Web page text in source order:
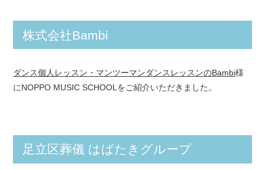
株式会社Bambi
ダンス個人レッスン・マンツーマンダンスレッスンのBambi様
にNOPPO MUSIC SCHOOLをご紹介いただきました。
足立区葬儀 はばたきグループ